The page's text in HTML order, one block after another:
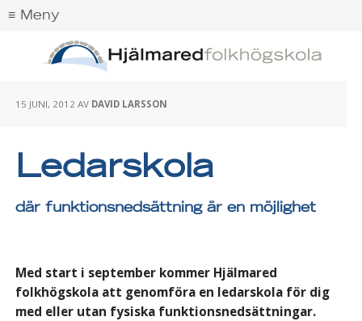
15 JUNI, 2012 AV DAVID LARSSON
Ledarskola
där funktionsnedsättning är en möjlighet
Med start i september kommer Hjälmared
folkhögskola att genomföra en ledarskola för dig
med eller utan fysiska funktionsnedsättningar.